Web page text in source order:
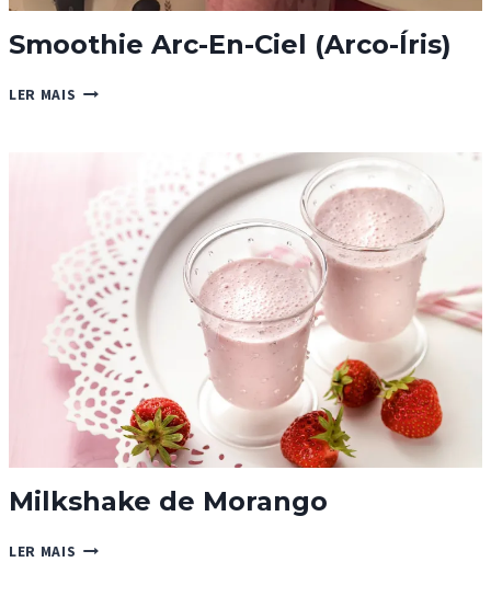
Smoothie Arc-En-Ciel (Arco-Íris)
LER MAIS SMOOTHIE
Milkshake de Morango
LER MAIS MILKSHAKE